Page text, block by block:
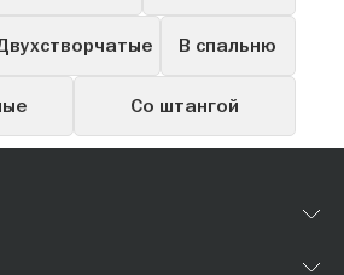
В спальню
Со штангой